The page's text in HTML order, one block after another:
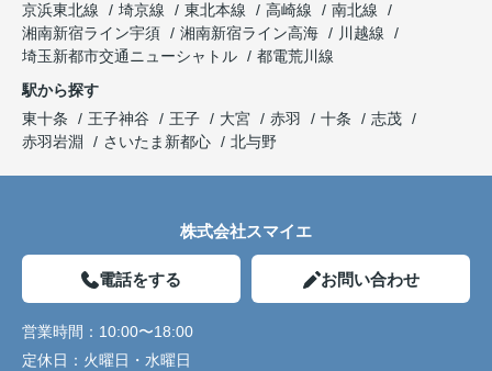
京浜東北線
埼京線 東北本線 高崎線
南北線
湘南新宿ライン宇須
湘南新宿ライン高海
川越線
埼玉新都市交通ニューシャトル
都電荒川線
駅から探す
東十条
王子神谷 王子 大宮 赤羽 十条
志茂
赤羽岩淵
さいたま新都心 北与野
株式会社スマイエ
電話をする お問い合わせ
営業時間： 10:00〜18:00
定休日： 火曜日・水曜日